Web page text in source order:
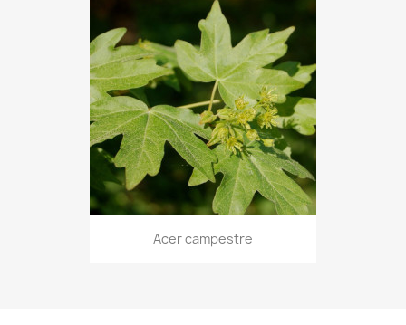
Acer campestre